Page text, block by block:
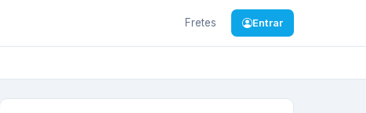
Fretes Entrar